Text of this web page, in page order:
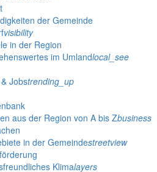
der Gemeinde
visibility
in der Region
im Umlandlocal_see
Jobstrending_up
aus der Region von A bis Zbusiness
in der Gemeindestreetview
Klimalayers